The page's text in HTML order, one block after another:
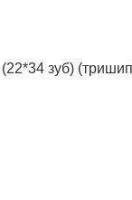
зуб)